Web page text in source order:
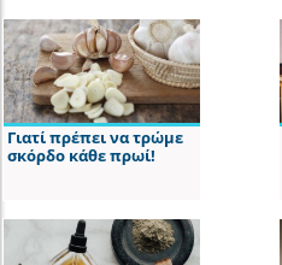
Γιατί πρέπει να τρώμε
σκόρδο κάθε πρωί!